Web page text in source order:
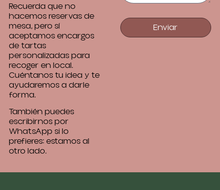
Recuerda que no
hacemos reservas de
mesa, pero sí
aceptamos encargos
de tartas
personalizadas para
recoger en local.
Cuéntanos tu idea y te
ayudaremos a darle
forma.
También puedes
escribirnos por
WhatsApp si lo
prefieres: estamos al
otro lado.
Enviar